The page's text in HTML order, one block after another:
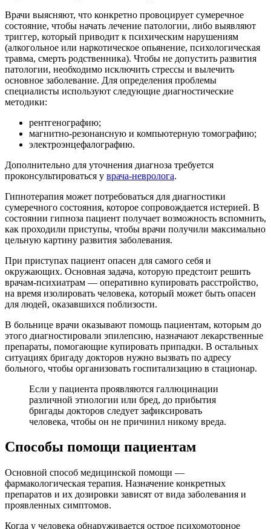
Врачи выясняют, что конкретно провоцирует сумеречное
состояние, чтобы начать лечение патологии, либо выявляют
триггер, который приводит к психическим нарушениям
(алкогольное или наркотическое опьянение, психологическая
травма, смерть родственника). Чтобы не допустить развития
патологии, необходимо исключить стрессы и вылечить
основное заболевание. Для определения проблемы
специалисты используют следующие диагностические
методики:
рентгенографию;
магнитно-резонансную и компьютерную томографию;
электроэнцефалографию.
Дополнительно для уточнения диагноза требуется
проконсультироваться у врача-невролога.
Гипнотерапия может потребоваться для диагностики
сумеречного состояния, которое сопровождается истерией. В
состоянии гипноза пациент получает возможность вспомнить,
как проходили приступы, чтобы врачи получили максимально
цельную картину развития заболевания.
При приступах пациент опасен для самого себя и
окружающих. Основная задача, которую предстоит решить
врачам-психиатрам — оперативно купировать расстройство,
на время изолировать человека, который может быть опасен
для людей, оказавшихся поблизости.
В больнице врачи оказывают помощь пациентам, которым до
этого диагностировали эпилепсию, назначают лекарственные
препараты, помогающие купировать припадки. В остальных
ситуациях бригаду докторов нужно вызвать по адресу
больного, чтобы организовать госпитализацию в стационар.
Если у пациента проявляются галлюцинации
различной этиологии или бред, до прибытия
бригады докторов следует зафиксировать
человека, чтобы он не причинил никому вреда.
Способы помощи пациентам
Основной способ медицинской помощи —
фармакологическая терапия. Назначение конкретных
препаратов и их дозировки зависят от вида заболевания и
проявленных симптомов.
Когда у человека обнаруживается острое психомоторное